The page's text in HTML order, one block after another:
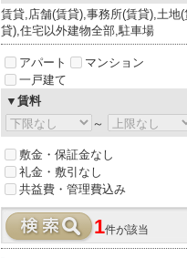
賃貸,店舗(賃貸),事務所(賃貸),土地(
貸),住宅以外建物全部,駐車場
アパート
マンション
一戸建て
▼賃料
～
敷金・保証金なし
礼金・敷引なし
共益費・管理費込み
1件が該当